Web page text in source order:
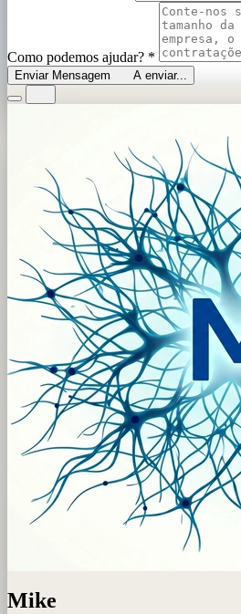
Como podemos ajudar? *
Enviar Mensagem A enviar...
Mike